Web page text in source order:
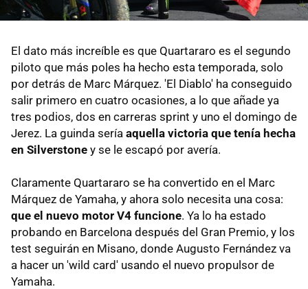
El dato más increíble es que Quartararo es el segundo
piloto que más poles ha hecho esta temporada, solo
por detrás de Marc Márquez. 'El Diablo' ha conseguido
salir primero en cuatro ocasiones, a lo que añade ya
tres podios, dos en carreras sprint y uno el domingo de
Jerez. La guinda sería aquella victoria que tenía hecha
en Silverstone y se le escapó por avería.
Claramente Quartararo se ha convertido en el Marc
Márquez de Yamaha, y ahora solo necesita una cosa:
que el nuevo motor V4 funcione. Ya lo ha estado
probando en Barcelona después del Gran Premio, y los
test seguirán en Misano, donde Augusto Fernández va
a hacer un 'wild card' usando el nuevo propulsor de
Yamaha.